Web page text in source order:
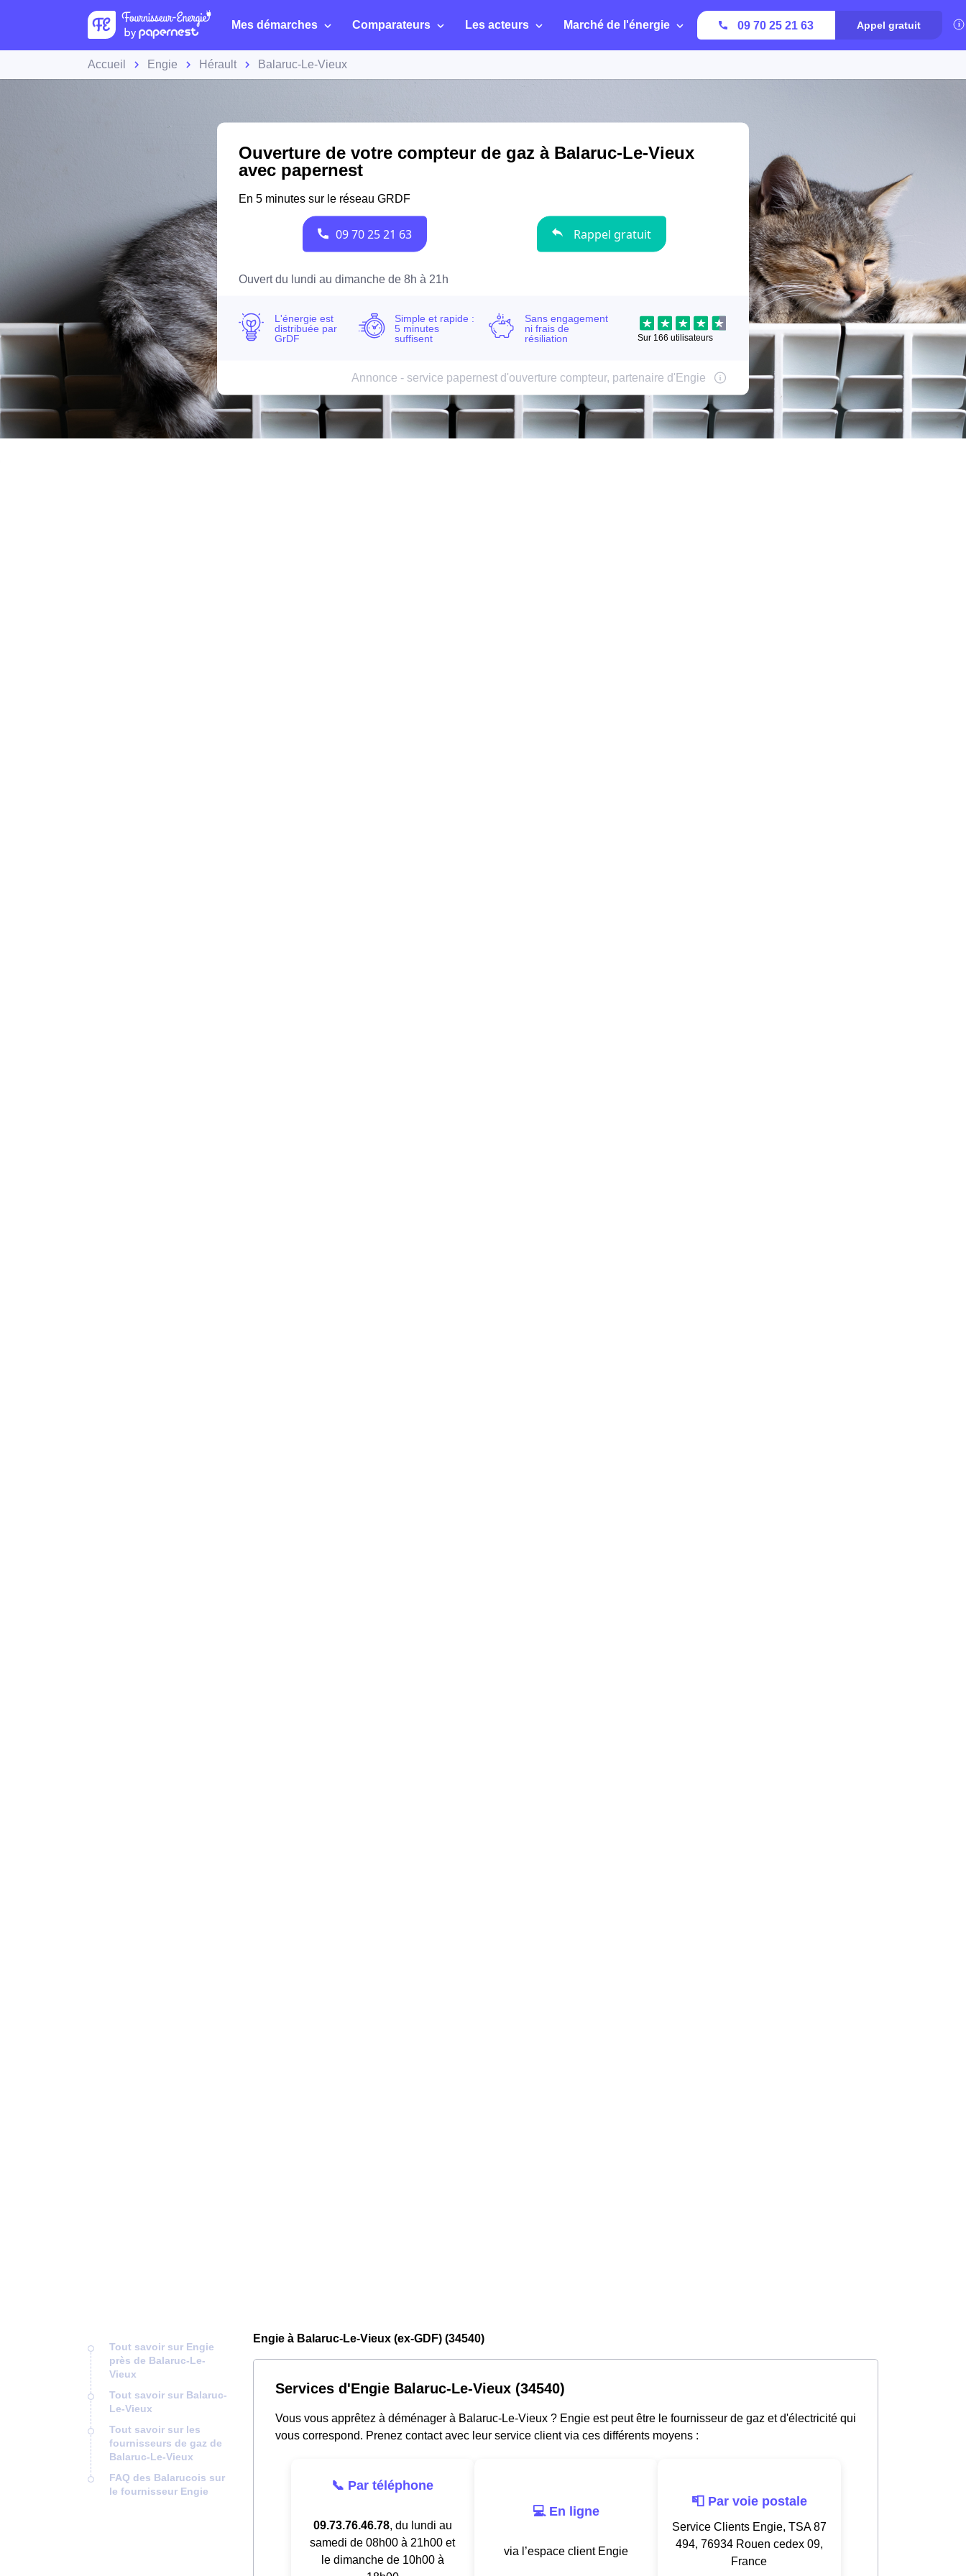
Mes démarches Comparateurs Les acteurs Marché de l'énergie 09 70 25 21 63 Appel gratuit
Accueil Engie Hérault Balaruc-Le-Vieux
Tout savoir sur Engie
près de Balaruc-Le-
Vieux
Tout savoir sur Balaruc-
Le-Vieux
Tout savoir sur les
fournisseurs de gaz de
Balaruc-Le-Vieux
FAQ des Balarucois sur
le fournisseur Engie
Engie à Balaruc-Le-Vieux (ex-GDF) (34540)
Services d'Engie Balaruc-Le-Vieux (34540)
Vous vous apprêtez à déménager à Balaruc-Le-Vieux ? Engie est peut être le fournisseur de gaz et d'électricité qui
vous correspond. Prenez contact avec leur service client via ces différents moyens :
📞 Par téléphone
09.73.76.46.78, du lundi au
samedi de 08h00 à 21h00 et
le dimanche de 10h00 à
💻 En ligne
via l’espace client Engie
📮 Par voie postale
Service Clients Engie, TSA 87
494, 76934 Rouen cedex 09,
France